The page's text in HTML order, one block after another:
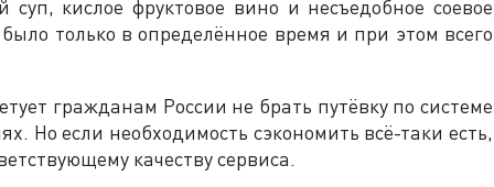
кислое фруктовое вино и несъедобное соевое
только в определённое время и при этом всего
гражданам России не брать путёвку по системе
Но если необходимость сэкономить всё-таки есть,
качеству сервиса.